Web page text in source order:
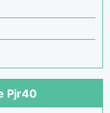
Pjr40